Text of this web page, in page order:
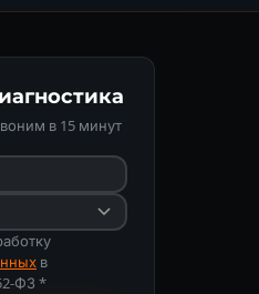
в 15 минут
в
ФЗ *